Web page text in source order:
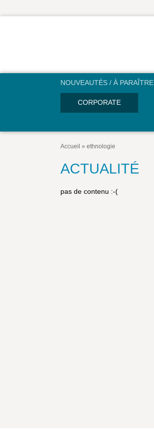
NOUVEAUTÉS / À PARAÎTRE
CORPORATE
Accueil » ethnologie
ACTUALITÉ
pas de contenu :-(